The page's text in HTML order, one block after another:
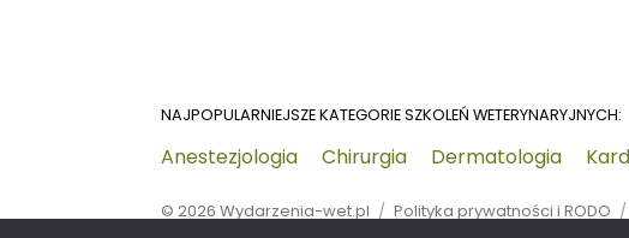
NAJPOPULARNIEJSZE KATEGORIE SZKOLEŃ WETERYNARYJNYCH:
Anestezjologia Chirurgia Dermatologia
© 2026Wydarzenia-wet.pl Polityka prywatności i RODO